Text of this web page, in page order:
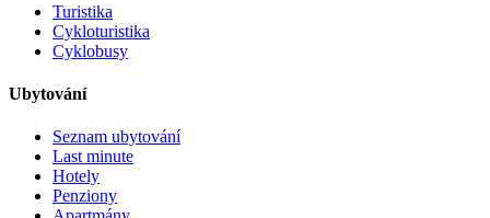
Turistika
Cykloturistika
Cyklobusy
Ubytování
Seznam ubytování
Last minute
Hotely
Penziony